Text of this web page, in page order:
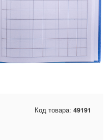
Код товара: 49191